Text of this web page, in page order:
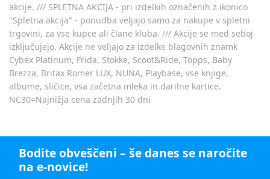
akcije. /// SPLETNA AKCIJA - pri izdelkih označenih z ikonico
"Spletna akcija" - ponudba veljajo samo za nakupe v spletni
trgovini, za vse kupce ali člane kluba. /// Akcije se med seboj
izključujejo. Akcije ne veljajo za izdelke blagovnih znamk
Cybex Platinum, Frida, Stokke, Scoot&Ride, Topps, Baby
Brezza, Britax Römer LUX, NUNA, Playbase, vse knjige,
albume, sličice, vsa začetna mleka in darilne kartice.
NC30=Najnižja cena zadnjih 30 dni
Bodite obveščeni – še danes se naročite
na e-novice!